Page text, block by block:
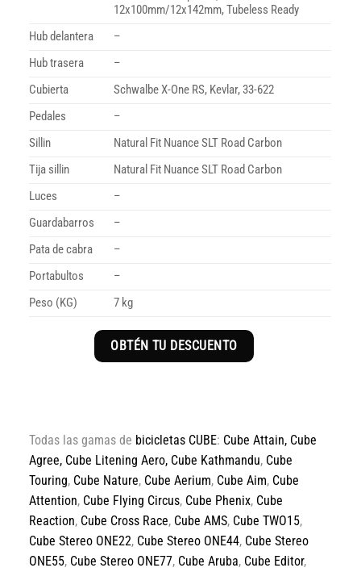
12x100mm/12x142mm, Tubeless Ready
Hub delantera
–
Hub trasera
–
Cubierta
Schwalbe X-One RS, Kevlar, 33-622
Pedales
–
Sillin
Natural Fit Nuance SLT Road Carbon
Tija sillin
Natural Fit Nuance SLT Road Carbon
Luces
–
Guardabarros
–
Pata de cabra
–
Portabultos
–
Peso (KG)
7 kg
OBTÉN TU DESCUENTO
Todas las gamas de bicicletas CUBE: Cube Attain, Cube
Agree, Cube Litening Aero, Cube Kathmandu, Cube
Touring, Cube Nature, Cube Aerium, Cube Aim, Cube
Attention, Cube Flying Circus, Cube Phenix, Cube
Reaction, Cube Cross Race, Cube AMS, Cube TWO15,
Cube Stereo ONE22, Cube Stereo ONE44, Cube Stereo
ONE55, Cube Stereo ONE77, Cube Aruba, Cube Editor,